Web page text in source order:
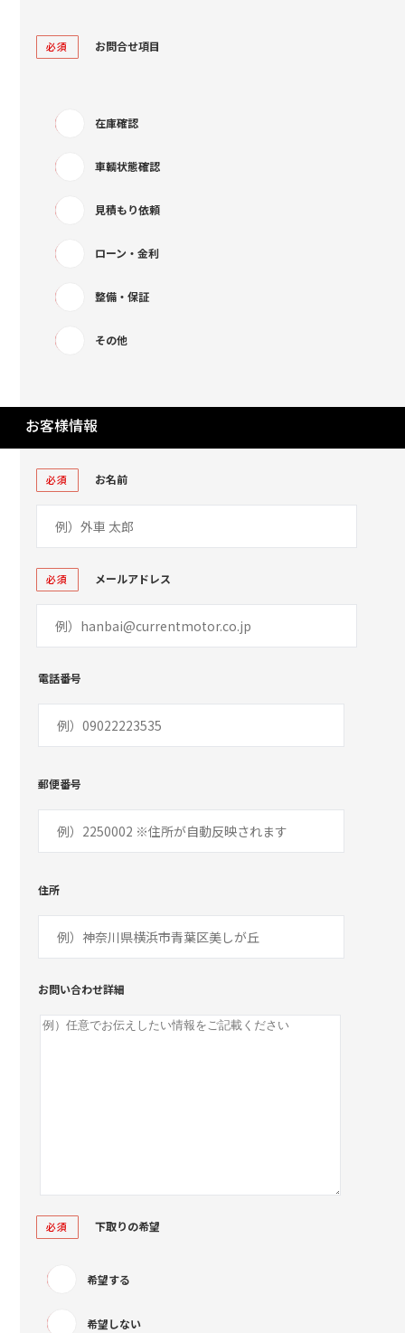
必須 お問合せ項目
在庫確認
車輌状態確認
見積もり依頼
ローン・金利
整備・保証
その他
お客様情報
必須 お名前
必須 メールアドレス
電話番号
郵便番号
住所
お問い合わせ詳細
必須 下取りの希望
希望する
希望しない